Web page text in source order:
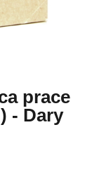
prace
- Dary